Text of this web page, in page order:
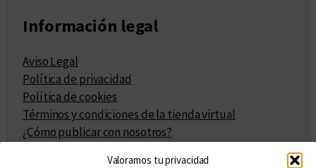
Valoramos tu privacidad
Información legal
Aviso Legal
Política de privacidad
Política de cookies
Términos y condiciones de la tienda virtual
¿Cómo publicar con nosotros?